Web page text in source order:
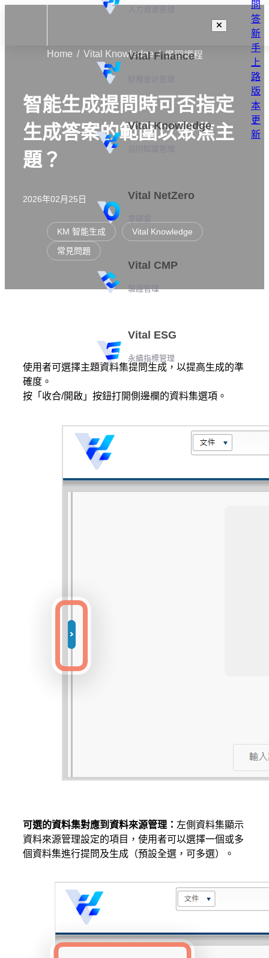
Vital Finance
Vital Knowledge
Vital NetZero
Vital CMP
驗證管理
Vital ESG
永續指標管理
問
答
新
手
上
路
版
本
更
新
Home Vital Knowledge 學習課程
智能生成提問時可否指定
生成答案的範圍以聚焦主
題？
2026年02月25日
KM 智能生成
Vital Knowledge
常見問題
使用者可選擇主題資料集提問生成，以提高生成的準
確度。
按「收合/開啟」按鈕打開側邊欄的資料集選項。
可選的資料集對應到資料來源管理： 左側資料集顯示
資料來源管理設定的項目，使用者可以選擇一個或多
個資料集進行提問及生成（預設全選，可多選）。